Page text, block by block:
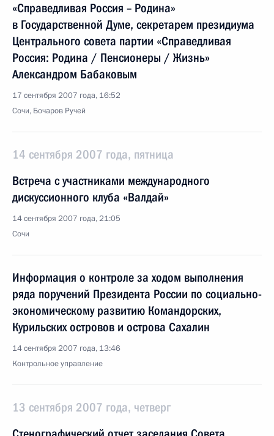
«Справедливая Россия – Родина»
в Государственной Думе, секретарем президиума
Центрального совета партии «Справедливая
Россия: Родина / Пенсионеры / Жизнь»
Александром Бабаковым
17 сентября 2007 года, 16:52
Сочи, Бочаров Ручей
14 сентября 2007 года, пятница
Встреча с участниками международного
дискуссионного клуба «Валдай»
14 сентября 2007 года, 21:05
Сочи
Информация о контроле за ходом выполнения
ряда поручений Президента России по социально-
экономическому развитию Командорских,
Курильских островов и острова Сахалин
14 сентября 2007 года, 13:46
Контрольное управление
13 сентября 2007 года, четверг